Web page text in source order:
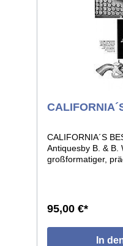
CALIFORNIA´S
Antiquesby B. & B.
großformatiger,
Sheriffsterne,
vieles andere aus
Informativer
95,00 €*
In